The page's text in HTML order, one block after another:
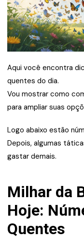
Aqui você encontra
quentes do dia.
Vou mostrar como
para ampliar suas
Logo abaixo estão
Depois, algumas
gastar demais.
Milhar da
Hoje:
Quentes